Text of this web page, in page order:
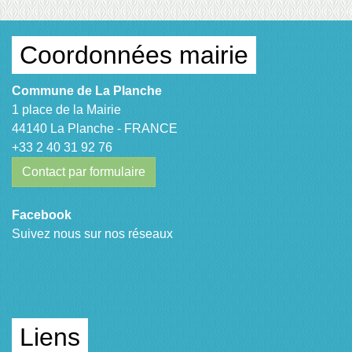
Coordonnées mairie
Commune de La Planche
1 place de la Mairie
44140 La Planche - FRANCE
+33 2 40 31 92 76
Contact par formulaire
Facebook
Suivez nous sur nos réseaux
Liens